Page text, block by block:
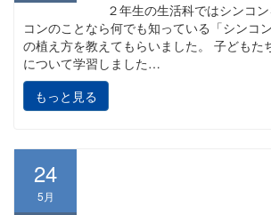
２年生の生活科ではシンコン
コンのことなら何でも知っている「シンコ
の植え方を教えてもらいました。 子どもた
について学習しました…
もっと見る
24
5月